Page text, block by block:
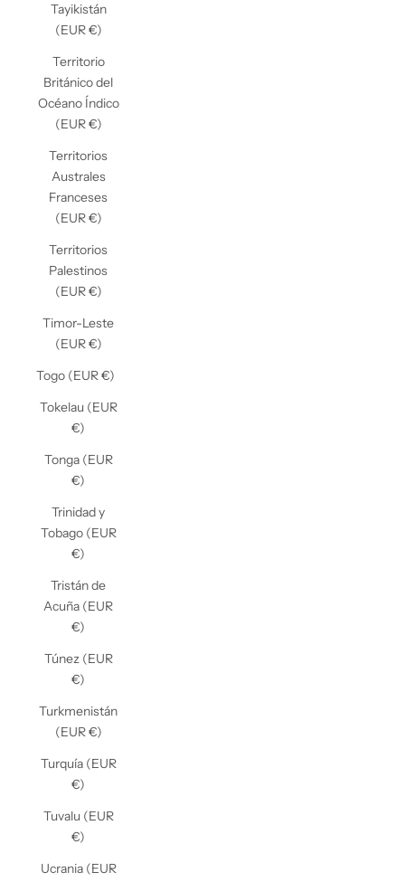
Tayikistán
(EUR €)
Territorio
Británico del
Océano Índico
(EUR €)
Territorios
Australes
Franceses
(EUR €)
Territorios
Palestinos
(EUR €)
Timor-Leste
(EUR €)
Togo (EUR €)
Tokelau (EUR
€)
Tonga (EUR
€)
Trinidad y
Tobago (EUR
€)
Tristán de
Acuña (EUR
€)
Túnez (EUR
€)
Turkmenistán
(EUR €)
Turquía (EUR
€)
Tuvalu (EUR
€)
Ucrania (EUR